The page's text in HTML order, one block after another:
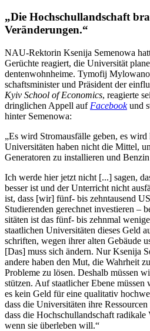
„Die Hoch­schul­land­schaft
Veränderungen.“
NAU-Rek­to­rin Ksenija Seme­nowa
Gerüchte reagiert, die Uni­ver­si­tät
den­ten­wohn­heime. Tymofij
schafts­mi­nis­ter und Prä­si­dent der
Kyiv School of Eco­no­mics, reagierte
dring­li­chen Appell auf Face­bookund
hinter Semenowa:
„Es wird Strom­aus­fälle geben, es
Uni­ver­si­tä­ten haben nicht die Mittel,
Gene­ra­to­ren zu instal­lie­ren und
Ich werde hier jetzt nicht [...] sagen,
besser ist und der Unter­richt nicht
ist, dass [wir] fünf- bis zehn­tau­send
Stu­die­ren­den gerech­net inves­tie­ren –
si­tä­ten ist das fünf- bis zehnmal
staat­li­chen Uni­ver­si­tä­ten dieses Geld
schrif­ten, wegen ihrer alten Gebäude
[Das] muss sich ändern. Nur Ksenija
andere haben den Mut, die Wahr­heit
Pro­bleme zu lösen. Deshalb müssen
stüt­zen. Auf staat­li­cher Ebene müssen
es kein Geld für eine qua­li­ta­tiv
dass die Uni­ver­si­tä­ten ihre
dass die Hoch­schul­land­schaft radi­kale
wenn sie über­le­ben will.“